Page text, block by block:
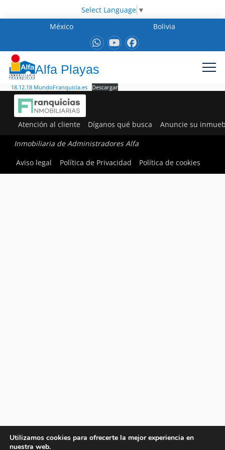
Select Language ▼
México
Bolivia
Alfa Playas
18.12.18 MundoFranquicia.es Descargar
Atención al cliente Díganos qué busca Anuncie su
Inmobiliaria de Administradores Alfa
Aviso legal
Política de Privacidad Política de cookies
Utilizamos cookies para ofrecerte la mejor experiencia en
nuestra web.